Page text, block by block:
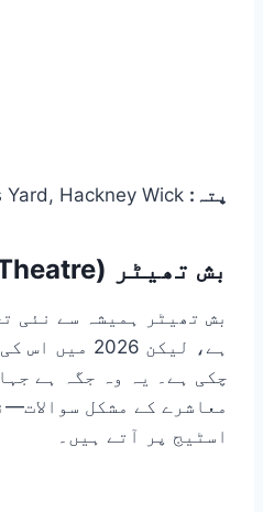
پتہ:
بش تھیٹر (Bush Theatre)
بش تھیٹر ہمیشہ سے نئی
ہے، لیکن
چکی ہے۔ یہ وہ جگہ ہے
معاشرے کے مشکل
اسٹیج پر آتے ہیں۔